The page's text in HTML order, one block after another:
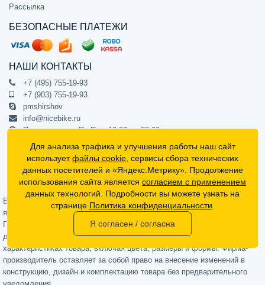
Рассылка
БЕЗОПАСНЫЕ ПЛАТЕЖИ
НАШИ КОНТАКТЫ
+7 (495) 755-19-93
+7 (903) 755-19-93
pmshirshov
info@nicebike.ru
Прием звонков Пн-Пт с 10:00 до 20:00
ПВЗ Пн-Пт с 10:00 до 20:00
г. Москва, ул. Барклая 13с1
подъезд 1, цокольный этаж, офис 1
Официальный интернет-магазин NiceBike © 2012 - 2026
Вся информация на сайте носит ознакомительный характер, не
является публичной офертой (определяемой положениями Статьи 437
Гражданского кодекса РФ) и не может в полной мере передавать
достоверную информацию о свойствах, комплектации и
характеристиках товара, включая цвета, размеры и формы. Фирма-
производитель оставляет за собой право на внесение изменений в
конструкцию, дизайн и комплектацию товара без предварительного
Для анализа трафика и улучшения работы наш сайт
используетфайлы cookie , сервисы сбора технических
данных посетителей и «Яндекс.Метрику». Продолжение
использования сайта является согласием с применением
данных технологий. Подробности вы можете узнать на
странице Политика конфиденциальности
Я согласен / согласна